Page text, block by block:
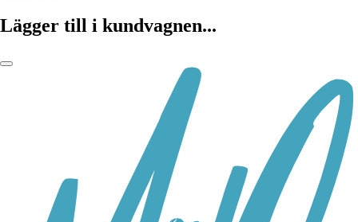
Lägger till i kundvagnen...